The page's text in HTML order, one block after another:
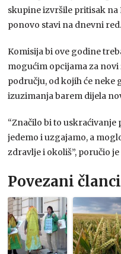
skupine izvršile pritisak
ponovo stavi na dnevni red.
Komisija bi ove godine
mogućim opcijama za
području, od kojih će neke
izuzimanja barem dijela
“Značilo bi to
jedemo i uzgajamo, a
zdravlje i okoliš”, poručio je
Povezani članci